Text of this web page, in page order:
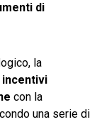
di
la
con la
una serie di